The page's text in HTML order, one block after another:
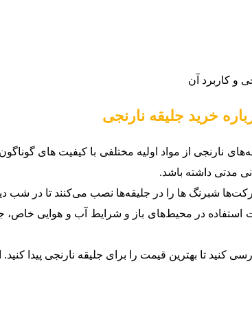
و کاربرد آن
خرید جلیقه نارنجی
نارنجی از مواد اولیه مختلفی با کیفیت های
مدتی داشته باشد.
شبرنگ ها را در جلیقه‌ها نصب می‌کنند تا در شب
در محیط‌های باز و شرایط آب و هوایی خاص،
کنید تا بهترین قیمت را برای جلیقه نارنجی پیدا